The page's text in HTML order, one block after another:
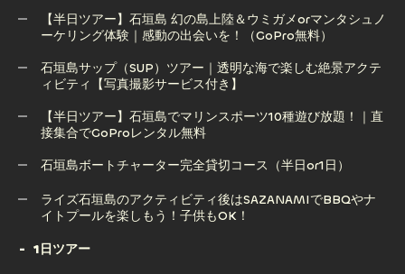
幻の島上陸のみツアー！ドローン撮影付き・泳がなくても
【半日ツアー】石垣島 幻の島上陸＆ウミガメorマンタシュノ
ーケリング体験｜感動の出会いを！（GoPro無料）
【半日ツアー】石垣島 幻の島上陸＆ウミガメorマンタシュノ
石垣島サップ（SUP）ツアー｜透明な海で楽しむ絶景アクテ
ィビティ【写真撮影サービス付き】
石垣島サップ（SUP）ツアー｜透明な海で楽しむ絶景アクテ
【半日ツアー】石垣島でマリンスポーツ10種遊び放題！｜直
接集合でGoProレンタル無料
接集合でGoProレンタル無料
石垣島ボートチャーター完全貸切コース（半日or1日）
石垣島ボートチャーター完全貸切コース（半日or1日）
ライズ石垣島のアクティビティ後はSAZANAMIでBBQやナ
イトプールを楽しもう！子供もOK！
1日ツアー